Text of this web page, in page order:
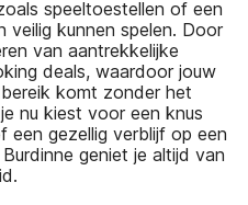
speeltoestellen of een
veilig kunnen spelen. Door
van aantrekkelijke
deals, waardoor jouw
komt zonder het
nu kiest voor een knus
een gezellig verblijf op een
geniet je altijd van